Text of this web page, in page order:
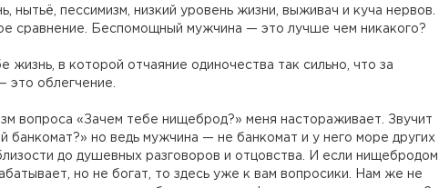
нытьё, пессимизм, низкий уровень жизни, выживач и куча нервов.
сравнение. Беспомощный мужчина — это лучше чем никакого?
жизнь, в которой отчаяние одиночества так сильно, что за
облегчение.
вопроса «Зачем тебе нищеброд?» меня настораживает. Звучит
банкомат?» но ведь мужчина — не банкомат и у него море других
до душевных разговоров и отцовства. И если нищебродом
но не богат, то здесь уже к вам вопросики. Нам же не